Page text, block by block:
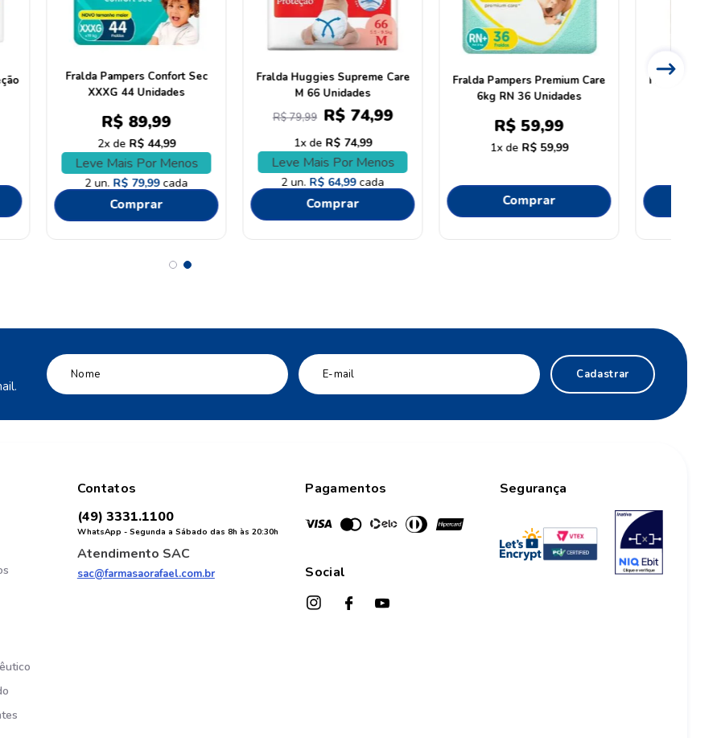
Care
Fralda Huggies Supreme Care
XG 16 Unidades
R$
1 R$
Comprar
Fralda Pampers Supersequinha
XXG 50 Unidades
R$ 69,99
1 R$ 69,99
Comprar
Fralda Pampers Supersequinha
XG 56 Unidades
R$
1 R$
Comprar
Cadastrar
Contatos
(49) 3331.1100
WhatsApp - Segunda a Sábado das 8h às 20:30h
Atendimento SAC
sac@farmasaorafael.com.br
Pagamentos
Social
Segurança